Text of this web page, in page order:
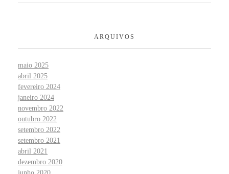
ARQUIVOS
maio 2025
abril 2025
fevereiro 2024
janeiro 2024
novembro 2022
outubro 2022
setembro 2022
setembro 2021
abril 2021
dezembro 2020